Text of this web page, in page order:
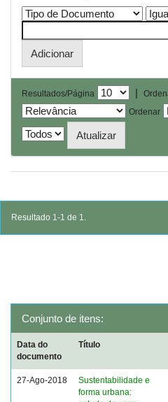
Resultados/Página |
Ordenar
Resultado 1-1 de 1.
Conjunto de itens:
Data do
documento
Título
27-Ago-2018
Sustentabilidade e
forma urbana: